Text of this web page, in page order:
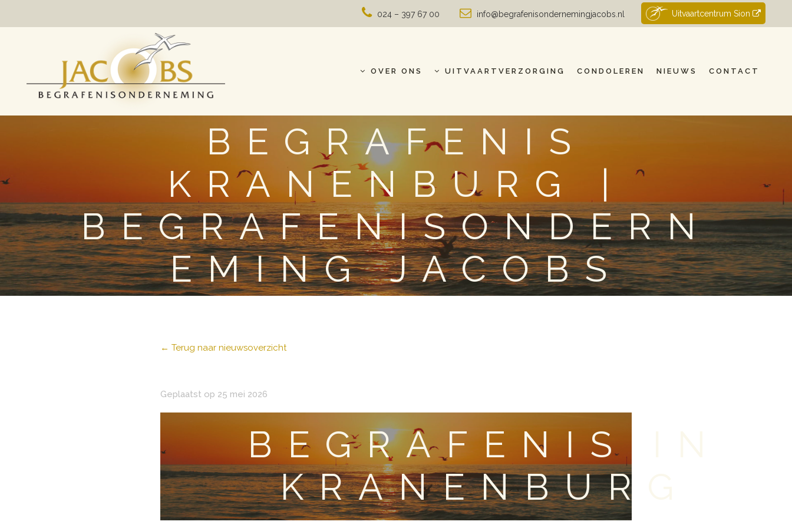
024 – 397 67 00 info@begrafenisondernemingjacobs.nl Uitvaartcentrum Sion
OVER ONS UITVAARTVERZORGING CONDOLEREN NIEUWS CONTACT
BEGRAFENIS
KRANENBURG |
BEGRAFENISONDERN
EMING JACOBS
← Terug naar nieuwsoverzicht
Geplaatst op 25 mei 2026
BEGRAFENIS IN
KRANENBURG